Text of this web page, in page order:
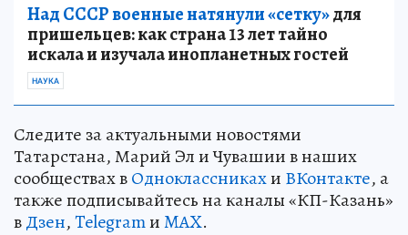
Над СССР военные натянули «сетку»для
пришельцев: как страна 13 лет тайно
искала и изучала инопланетных гостей
НАУКА
Следите за актуальными новостями
Татарстана, Марий Эл и Чувашии в наших
сообществах вОдноклассникахи ВКонтакте, а
также подписывайтесь на каналы «КП-Казань»
вДзен,TelegramиMAX.